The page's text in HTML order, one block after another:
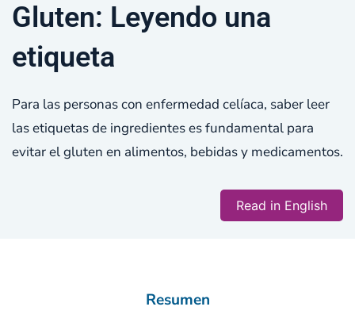
Gluten: Leyendo una
etiqueta
Para las personas con enfermedad celíaca, saber leer
las etiquetas de ingredientes es fundamental para
evitar el gluten en alimentos, bebidas y medicamentos.
Read in English
Resumen